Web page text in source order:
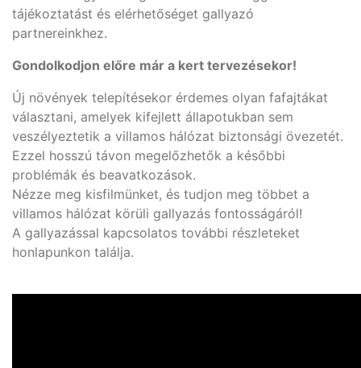
tájékoztatást és elérhetőséget gallyazó
partnereinkhez.
Gondolkodjon előre már a kert tervezésekor!
Új növények telepítésekor érdemes olyan fafajtákat
választani, amelyek kifejlett állapotukban sem
veszélyeztetik a villamos hálózat biztonsági övezetét.
Ezzel hosszú távon megelőzhetők a későbbi
problémák és beavatkozások.
Nézze meg kisfilmünket, és tudjon meg többet a
villamos hálózat körüli gallyazás fontosságáról!
A gallyazással kapcsolatos további részleteket
honlapunkon találja.